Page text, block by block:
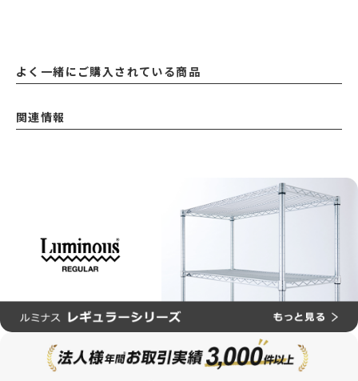
よく一緒にご購入されている商品
関連情報